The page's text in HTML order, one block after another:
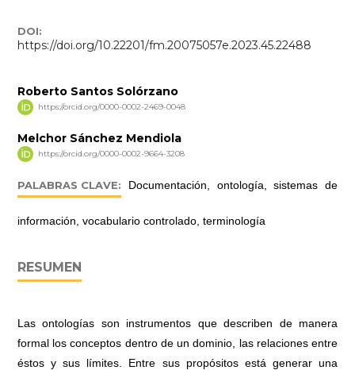
DOI:
https://doi.org/10.22201/fm.20075057e.2023.45.22488
Roberto Santos Solórzano
https://orcid.org/0000-0002-2469-0048
Melchor Sánchez Mendiola
https://orcid.org/0000-0002-9664-3208
PALABRAS CLAVE: Documentación, ontología, sistemas de
información, vocabulario controlado, terminología
RESUMEN
Las ontologías son instrumentos que describen de manera
formal los conceptos dentro de un dominio, las relaciones entre
éstos y sus límites. Entre sus propósitos está generar una